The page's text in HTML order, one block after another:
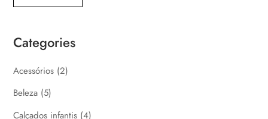
Categories
Acessórios (2)
Beleza (5)
Calçados infantis (4)